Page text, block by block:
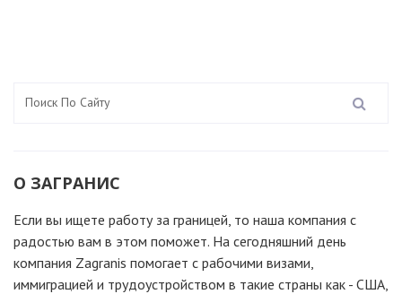
О ЗАГРАНИС
Если вы ищете работу за границей, то наша компания c
радостью вам в этом поможет. На сегодняшний день
компания Zagranis помогает с рабочими визами,
иммиграцией и трудоустройством в такие страны как - США,